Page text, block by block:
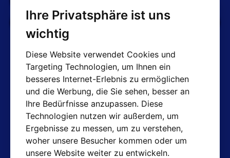
Ihre Privatsphäre ist uns
wichtig
Diese Website verwendet Cookies und
Targeting Technologien, um Ihnen ein
besseres Internet-Erlebnis zu ermöglichen
und die Werbung, die Sie sehen, besser an
Ihre Bedürfnisse anzupassen. Diese
Technologien nutzen wir außerdem, um
Ergebnisse zu messen, um zu verstehen,
woher unsere Besucher kommen oder um
unsere Website weiter zu entwickeln.
Cookie-Einstellungen bearbeiten
AT-Kontakte
Shop: info@hotair.cz
+420 603 357 606 (Nur Englisch)
Mo-Fr: 7:30 – 15:00
Technische Abteilung: servis@hotair.cz
Ausgabe von Waren